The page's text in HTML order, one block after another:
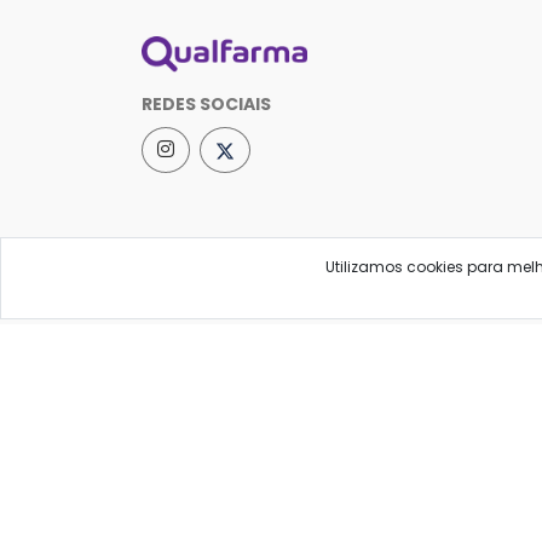
REDES SOCIAIS
Utilizamos cookies para